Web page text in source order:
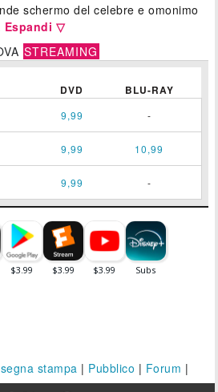
schermo del celebre e omonimo
Espandi ▽
STREAMING
DVD BLU-RAY
9,99 -
9,99 10,99
9,99 -
stampa | Pubblico | Forum |